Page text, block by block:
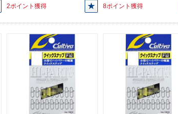
2ポイント獲得 8ポイント獲得